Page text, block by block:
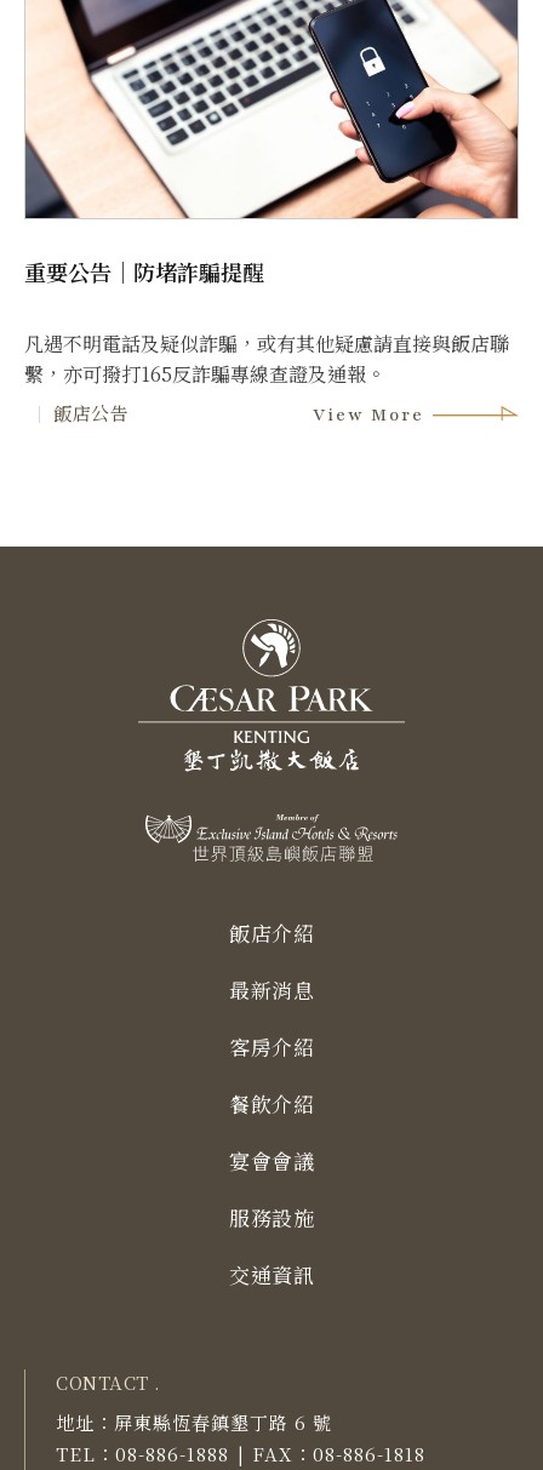
重要公告｜防堵詐騙提醒
凡遇不明電話及疑似詐騙，或有其他疑慮請直接與飯店聯
繫，亦可撥打165反詐騙專線查證及通報。
飯店公告 View More
飯店介紹
最新消息
客房介紹
餐飲介紹
宴會會議
服務設施
交通資訊
CONTACT .
地址： 屏東縣恆春鎮墾丁路 6 號
TEL： 08-886-1888 | FAX： 08-886-1818